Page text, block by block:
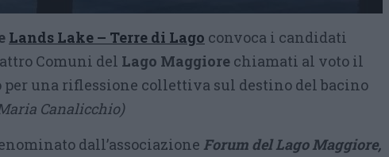
Lands Lake – Terre di Lago convoca i candidati
Comuni del Lago Maggiore chiamati al voto il
per una riflessione collettiva sul destino del bacino
Canalicchio)
dall’associazione Forum del Lago Maggiore,